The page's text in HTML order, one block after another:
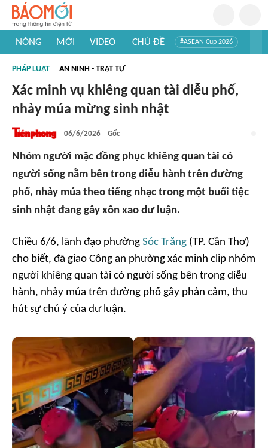
NÓNG MỚI VIDEO CHỦ ĐỀ #ASEAN Cup 2026
#Khám phá thế giới
PHÁP LUẬT AN NINH - TRẬT TỰ
Xác minh vụ khiêng quan tài diễu phố,
nhảy múa mừng sinh nhật
06/6/2026 Gốc
Nhóm người mặc đồng phục khiêng quan tài có
người sống nằm bên trong diễu hành trên đường
phố, nhảy múa theo tiếng nhạc trong một buổi tiệc
sinh nhật đang gây xôn xao dư luận.
Chiều 6/6, lãnh đạo phường Sóc Trăng (TP. Cần Thơ)
cho biết, đã giao Công an phường xác minh clip nhóm
người khiêng quan tài có người sống bên trong diễu
hành, nhảy múa trên đường phố gây phản cảm, thu
hút sự chú ý của dư luận.